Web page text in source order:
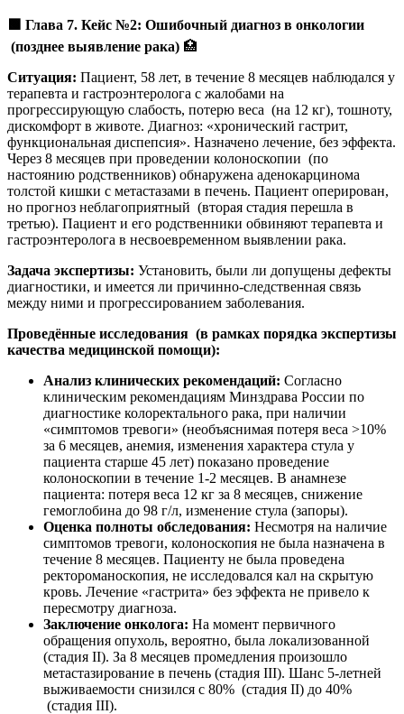
Глава 7. Кейс №2: Ошибочный диагноз в онкологии
(позднее выявление рака) 🏥
Ситуация: Пациент, 58 лет, в течение 8 месяцев наблюдался у
терапевта и гастроэнтеролога с жалобами на
прогрессирующую слабость, потерю веса (на 12 кг), тошноту,
дискомфорт в животе. Диагноз: «хронический гастрит,
функциональная диспепсия». Назначено лечение, без эффекта.
Через 8 месяцев при проведении колоноскопии (по
настоянию родственников) обнаружена аденокарцинома
толстой кишки с метастазами в печень. Пациент оперирован,
но прогноз неблагоприятный (вторая стадия перешла в
третью). Пациент и его родственники обвиняют терапевта и
гастроэнтеролога в несвоевременном выявлении рака.
Задача экспертизы: Установить, были ли допущены дефекты
диагностики, и имеется ли причинно-следственная связь
между ними и прогрессированием заболевания.
Проведённые исследования (в рамках порядка экспертизы
качества медицинской помощи):
Анализ клинических рекомендаций: Согласно
клиническим рекомендациям Минздрава России по
диагностике колоректального рака, при наличии
«симптомов тревоги» (необъяснимая потеря веса >10%
за 6 месяцев, анемия, изменения характера стула у
пациента старше 45 лет) показано проведение
колоноскопии в течение 1-2 месяцев. В анамнезе
пациента: потеря веса 12 кг за 8 месяцев, снижение
гемоглобина до 98 г/л, изменение стула (запоры).
Оценка полноты обследования: Несмотря на наличие
симптомов тревоги, колоноскопия не была назначена в
течение 8 месяцев. Пациенту не была проведена
ректороманоскопия, не исследовался кал на скрытую
кровь. Лечение «гастрита» без эффекта не привело к
пересмотру диагноза.
Заключение онколога: На момент первичного
обращения опухоль, вероятно, была локализованной
(стадия II). За 8 месяцев промедления произошло
метастазирование в печень (стадия III). Шанс 5-летней
выживаемости снизился с 80% (стадия II) до 40%
(стадия III).